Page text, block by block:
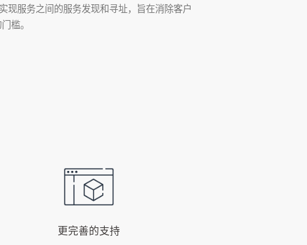
服务之间的服务发现和寻址，旨在消除客户
槛。
更完善的支持